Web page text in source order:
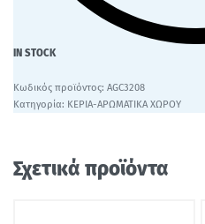
IN STOCK
AGC3208
Κατηγορία: ΚΕΡΙΑ-ΑΡΩΜΑΤΙΚΑ ΧΩΡΟΥ
Σχετικά προϊόντα